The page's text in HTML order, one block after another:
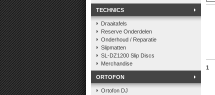
TECHNICS
Draaitafels
Reserve Onderdelen
Onderhoud / Reparatie
Slipmatten
SL-DZ1200 Slip Discs
Merchandise
ORTOFON
Ortofon DJ
1